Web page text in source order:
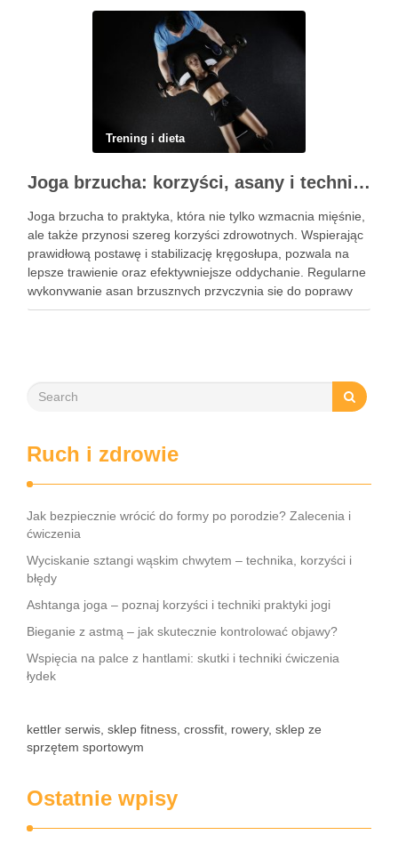
Trening i dieta
Joga brzucha: korzyści, asany i techniki oddechowe
Joga brzucha to praktyka, która nie tylko wzmacnia mięśnie,
ale także przynosi szereg korzyści zdrowotnych. Wspierając
prawidłową postawę i stabilizację kręgosłupa, pozwala na
lepsze trawienie oraz efektywniejsze oddychanie. Regularne
wykonywanie asan brzusznych przyczynia się do poprawy
elastyczności i równowagi, a także staje się kluczem do
Ruch i zdrowie
Jak bezpiecznie wrócić do formy po porodzie? Zalecenia i
ćwiczenia
Wyciskanie sztangi wąskim chwytem – technika, korzyści i
błędy
Ashtanga joga – poznaj korzyści i techniki praktyki jogi
Bieganie z astmą – jak skutecznie kontrolować objawy?
Wspięcia na palce z hantlami: skutki i techniki ćwiczenia
łydek
kettler serwis, sklep fitness, crossfit, rowery, sklep ze
sprzętem sportowym
Ostatnie wpisy